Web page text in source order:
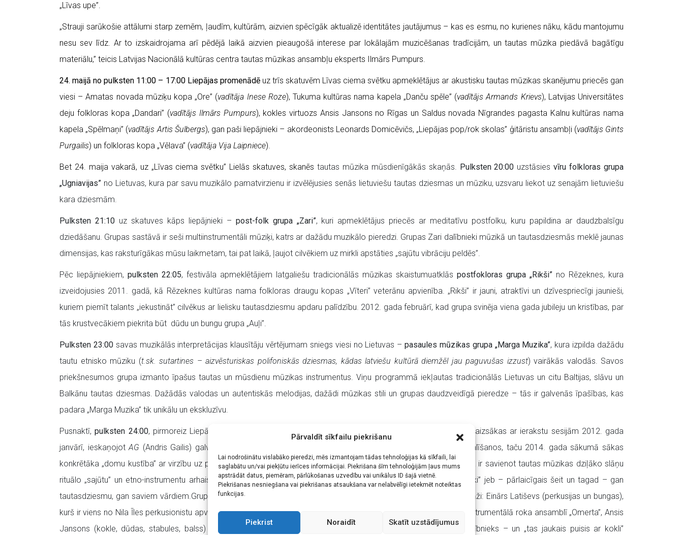
Pārvaldīt sīkfailu piekrišanu
Lai nodrošinātu vislabāko pieredzi, mēs izmantojam tādas tehnoloģijas kā sīkfaili, lai
saglabātu un/vai piekļūtu ierīces informācijai. Piekrišana šīm tehnoloģijām ļaus mums
apstrādāt datus, piemēram, pārlūkošanas uzvedību vai unikālus ID šajā vietnē.
Piekrišanas nesniegšana vai piekrišanas atsaukšana var nelabvēlīgi ietekmēt noteiktas
funkcijas.
Piekrist Noraidīt Skatīt uzstādījumus
„Līvas upe”.
„Strauji sarūkošie attālumi starp zemēm, ļaudīm, kultūrām, aizvien spēcīgāk aktualizē identitātes jautājumus – kas es esmu, no kurienes nāku, kādu mantojumu
nesu sev līdz. Ar to izskaidrojama arī pēdējā laikā aizvien pieaugošā interese par lokālajām muzicēšanas tradīcijām, un tautas mūzika piedāvā bagātīgu
materiālu,” teicis Latvijas Nacionālā kultūras centra tautas mūzikas ansambļu eksperts Ilmārs Pumpurs.
24. maijā no pulksten 11:00 – 17:00 Liepājas promenādēuz trīs skatuvēm Līvas ciema svētku apmeklētājus ar akustisku tautas mūzikas skanējumu priecēs gan
viesi – Amatas novada mūziķu kopa „Ore” (vadītāja Inese Roze), Tukuma kultūras nama kapela „Danču spēle” (vadītājs Armands Krievs), Latvijas Universitātes
deju folkloras kopa „Dandari” (vadītājs Ilmārs Pumpurs), kokles virtuozs Ansis Jansons no Rīgas un Saldus novada Nīgrandes pagasta Kalnu kultūras nama
kapela „Spēlmaņi” (vadītājs Artis Šulbergs), gan paši liepājnieki – akordeonists Leonards Domicēvičs, „Liepājas pop/rok skolas” ģitāristu ansambļi (vadītājs Gints
Purgailis) un folkloras kopa „Vēlava” (vadītāja Vija Laipniece).
Bet 24. maija vakarā, uz „Līvas ciema svētku” Lielās skatuves, skanēs tautas mūzika mūsdienīgākās skaņās. Pulksten 20:00 uzstāsiesvīru folkloras grupa
„Ugniavijas” no Lietuvas, kura par savu muzikālo pamatvirzienu ir izvēlējusies senās lietuviešu tautas dziesmas un mūziku, uzsvaru liekot uz senajām lietuviešu
kara dziesmām.
Pulksten 21:10uz skatuves kāps liepājnieki – post-folk grupa „Zari”, kuri apmeklētājus priecēs ar meditatīvu postfolku, kuru papildina ar daudzbalsīgu
dziedāšanu. Grupas sastāvā ir seši multiinstrumentāli mūziķi, katrs ar dažādu muzikālo pieredzi. Grupas Zari dalībnieki mūzikā un tautasdziesmās meklē jaunas
dimensijas, kas raksturīgākas mūsu laikmetam, tai pat laikā, ļaujot cilvēkiem uz mirkli apstāties „sajūtu vibrāciju peldēs”.
Pēc liepājniekiem, pulksten 22:05, festivāla apmeklētājiem latgaliešu tradicionālās mūzikas skaistumuatklās postfokloras grupa „Rikši” no Rēzeknes, kura
izveidojusies 2011. gadā, kā Rēzeknes kultūras nama folkloras draugu kopas „Vīteri” veterānu apvienība. „Rikši” ir jauni, atraktīvi un dzīvespriecīgi jaunieši,
kuriem piemīt talants „iekustināt” cilvēkus ar lielisku tautasdziesmu apdaru palīdzību. 2012. gada februārī, kad grupa svinēja viena gada jubileju un kristības, par
tās krustvecākiem piekrita būt dūdu un bungu grupa „Auļi”.
Pulksten 23:00savas muzikālās interpretācijas klausītāju vērtējumam sniegs viesi no Lietuvas –pasaules mūzikas grupa „Marga Muzika”, kura izpilda dažādu
tautu etnisko mūziku (t.sk. sutartines – aizvēsturiskas polifoniskās dziesmas, kādas latviešu kultūrā diemžēl jau paguvušas izzust) vairākās valodās. Savos
priekšnesumos grupa izmanto īpašus tautas un mūsdienu mūzikas instrumentus. Viņu programmā iekļautas tradicionālās Lietuvas un citu Baltijas, slāvu un
Balkānu tautas dziesmas. Dažādās valodas un autentiskās melodijas, dažādi mūzikas stili un grupas daudzveidīgā pieredze – tās ir galvenās īpašības, kas
padara „Marga Muzika” tik unikālu un ekskluzīvu.
Pusnaktī,pulksten 24:00, pirmoreiz Liepājā uzstāsies grupa „Bezgalībieši”
aizsākas ar ierakstu sesijām 2012. gada
janvārī, ieskaņojotAG (Andris Gailis) galvā „salidojušās” senatnīgās melodijas ar pieaicinātu instrumentālistu piedalīšanos, taču 2014. gada sākumā sākas
konkrētāka „domu kustība” ar virzību uz pastāvīga „etnospeisgrūva” kolektīva formēšanu. Grupas konceptuālā ideja ir savienot tautas mūzikas dziļāko slāņu
rituālo „sajūtu” un etno-instrumentu arhaiski-akustisko skanējumu ar mūslaiku globāli-elektriskās skaņujoslas „smeķi” jeb – pārlaicīgais šeit un tagad – gan
tautasdziesmu, gan saviem vārdiem.Grupas sastāvā ir dažādās muzikālās jomās un žanros pieredzi guvuši personāži: Einārs Latiševs (perkusijas un bungas),
kurš ir viens no Nila Īles perkusionistu apvienības „Afroambient” ilglaicīgākajiem dalībniekiem, kā arī rībina bungas instrumentālā roka ansamblī „Omerta”, Ansis
Jansons (kokle, dūdas, stabules, balss) grupā pārstāv „īsto” folkloru – tostarp grupu „Dārdi” un „Pērkonvīri” dalībnieks – un „tas jaukais puisis ar kokli”